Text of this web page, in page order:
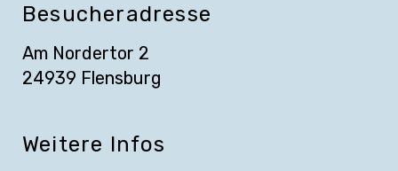
Besucheradresse
Am Nordertor 2
24939 Flensburg
Weitere Infos